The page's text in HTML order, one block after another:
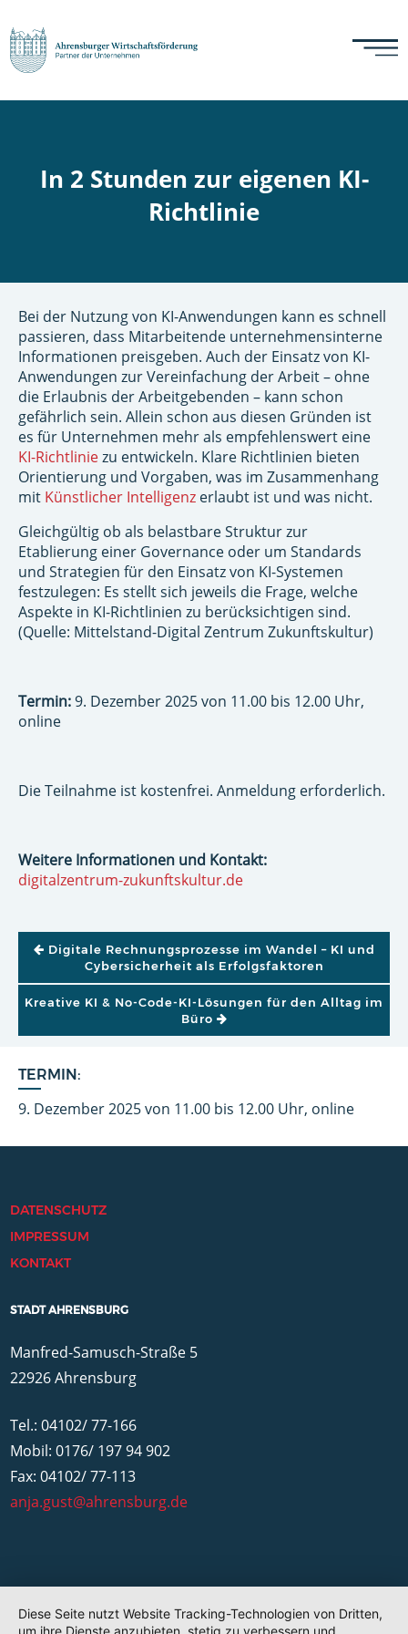
In 2 Stunden zur eigenen KI-
Richtlinie
TERMIN:
9. Dezember 2025 von 11.00 bis 12.00 Uhr, online
Bei der Nutzung von KI-Anwendungen kann es schnell
passieren, dass Mitarbeitende unternehmensinterne
Informationen preisgeben. Auch der Einsatz von KI-
Anwendungen zur Vereinfachung der Arbeit – ohne
die Erlaubnis der Arbeitgebenden – kann schon
gefährlich sein. Allein schon aus diesen Gründen ist
es für Unternehmen mehr als empfehlenswert eine
KI-Richtliniezu entwickeln. Klare Richtlinien bieten
Orientierung und Vorgaben, was im Zusammenhang
mit Künstlicher Intelligenz erlaubt ist und was nicht.
Gleichgültig ob als belastbare Struktur zur
Etablierung einer Governance oder um Standards
und Strategien für den Einsatz von KI-Systemen
festzulegen: Es stellt sich jeweils die Frage, welche
Aspekte in KI-Richtlinien zu berücksichtigen sind.
(Quelle: Mittelstand-Digital Zentrum Zukunftskultur)
Termin:9. Dezember 2025 von 11.00 bis 12.00 Uhr,
online
Die Teilnahme ist kostenfrei. Anmeldung erforderlich.
Weitere Informationen und Kontakt:
digitalzentrum-zukunftskultur.de
BEITRAGSNAVIGATION
Digitale Rechnungsprozesse im Wandel – KI und
Cybersicherheit als Erfolgsfaktoren
Kreative KI & No-Code-KI-Lösungen für den Alltag im
Büro
DATENSCHUTZ
IMPRESSUM
KONTAKT
STADT AHRENSBURG
Manfred-Samusch-Straße 5
22926 Ahrensburg
Tel.: 04102/ 77-166
Mobil: 0176/ 197 94 902
Fax: 04102/ 77-113
anja.gust@ahrensburg.de
Diese Seite nutzt Website Tracking-Technologien von Dritten,
um ihre Dienste anzubieten, stetig zu verbessern und